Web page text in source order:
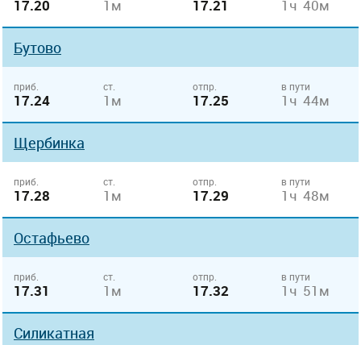
17.20 1м 17.21 1ч 40м
Бутово
приб.
17.24
ст.
1м
отпр.
17.25
в пути
1ч 44м
Щербинка
приб.
17.28
ст.
1м
отпр.
17.29
в пути
1ч 48м
Остафьево
приб.
17.31
ст.
1м
отпр.
17.32
в пути
1ч 51м
Силикатная